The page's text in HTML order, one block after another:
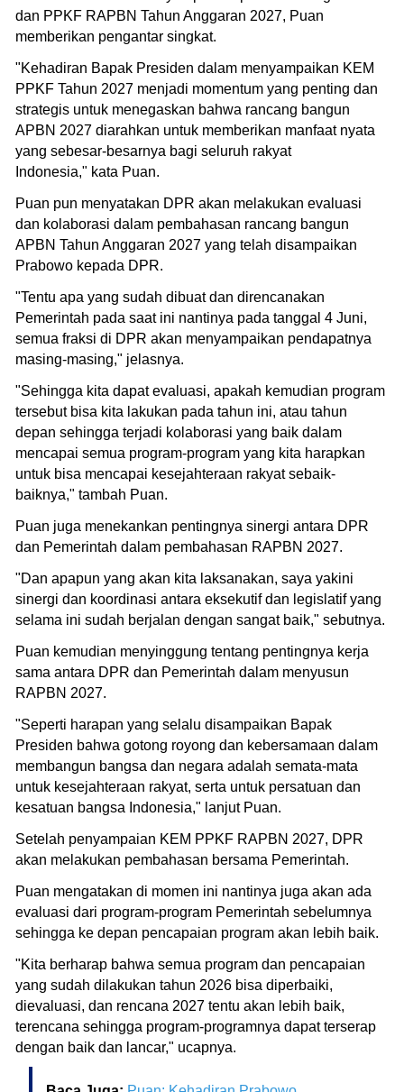
dan PPKF RAPBN Tahun Anggaran 2027, Puan
memberikan pengantar singkat.
"Kehadiran Bapak Presiden dalam menyampaikan KEM
PPKF Tahun 2027 menjadi momentum yang penting dan
strategis untuk menegaskan bahwa rancang bangun
APBN 2027 diarahkan untuk memberikan manfaat nyata
yang sebesar-besarnya bagi seluruh rakyat
Indonesia," kata Puan.
Puan pun menyatakan DPR akan melakukan evaluasi
dan kolaborasi dalam pembahasan rancang bangun
APBN Tahun Anggaran 2027 yang telah disampaikan
Prabowo kepada DPR.
"Tentu apa yang sudah dibuat dan direncanakan
Pemerintah pada saat ini nantinya pada tanggal 4 Juni,
semua fraksi di DPR akan menyampaikan pendapatnya
masing-masing," jelasnya.
"Sehingga kita dapat evaluasi, apakah kemudian program
tersebut bisa kita lakukan pada tahun ini, atau tahun
depan sehingga terjadi kolaborasi yang baik dalam
mencapai semua program-program yang kita harapkan
untuk bisa mencapai kesejahteraan rakyat sebaik-
baiknya," tambah Puan.
Puan juga menekankan pentingnya sinergi antara DPR
dan Pemerintah dalam pembahasan RAPBN 2027.
"Dan apapun yang akan kita laksanakan, saya yakini
sinergi dan koordinasi antara eksekutif dan legislatif yang
selama ini sudah berjalan dengan sangat baik," sebutnya.
Puan kemudian menyinggung tentang pentingnya kerja
sama antara DPR dan Pemerintah dalam menyusun
RAPBN 2027.
"Seperti harapan yang selalu disampaikan Bapak
Presiden bahwa gotong royong dan kebersamaan dalam
membangun bangsa dan negara adalah semata-mata
untuk kesejahteraan rakyat, serta untuk persatuan dan
kesatuan bangsa Indonesia," lanjut Puan.
Setelah penyampaian KEM PPKF RAPBN 2027, DPR
akan melakukan pembahasan bersama Pemerintah.
Puan mengatakan di momen ini nantinya juga akan ada
evaluasi dari program-program Pemerintah sebelumnya
sehingga ke depan pencapaian program akan lebih baik.
"Kita berharap bahwa semua program dan pencapaian
yang sudah dilakukan tahun 2026 bisa diperbaiki,
dievaluasi, dan rencana 2027 tentu akan lebih baik,
terencana sehingga program-programnya dapat terserap
dengan baik dan lancar," ucapnya.